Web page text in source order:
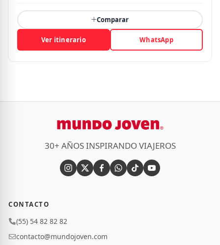
Comparar
Ver itinerario WhatsApp
30+ AÑOS INSPIRANDO VIAJEROS
CONTACTO
(55) 54 82 82 82
contacto@mundojoven.com